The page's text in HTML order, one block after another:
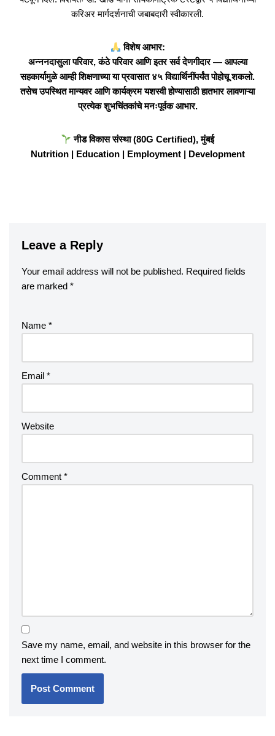
करिअर मार्गदर्शनाची जबाबदारी स्वीकारली.
विशेष आभार:
अन्ननदासुला परिवार, कंठे परिवार आणि इतर सर्व देणगीदार — आपल्या
सहकार्यामुळे आम्ही शिक्षणाच्या या प्रवासात ४५ विद्यार्थिनींपर्यंत पोहोचू शकलो.
तसेच उपस्थित मान्यवर आणि कार्यक्रम यशस्वी होण्यासाठी हातभार लावणाऱ्या
प्रत्येक शुभचिंतकांचे मनःपूर्वक आभार.
नीड विकास संस्था (80G Certified), मुंबई
Nutrition | Education | Employment | Development
Leave a Reply
Your email address will not be published. Required fields
are marked *
Name *
Email *
Website
Comment *
Save my name, email, and website in this browser for the
next time I comment.